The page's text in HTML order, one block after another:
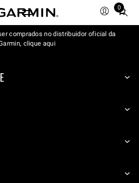
0
Total
items
in
comprados no distribuidor oficial da
clique aqui